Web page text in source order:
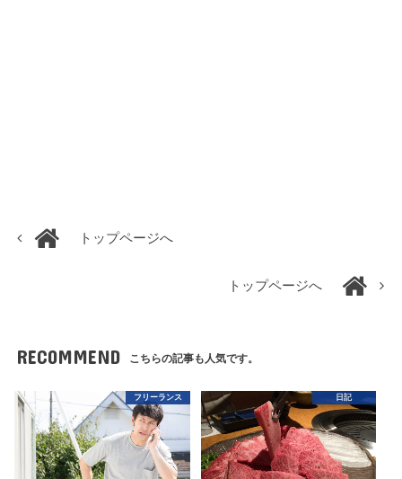
トップページへ
トップページへ
RECOMMEND こちらの記事も人気です。
フリーランス 日記